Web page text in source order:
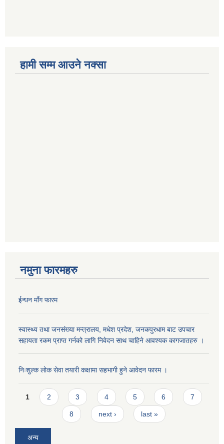
हामी सम्म आउने नक्सा
नमुना फारमहरु
ईन्धन माँग फारम
स्वास्थ्य तथा जनसंख्या मन्त्रालय, मधेश प्रदेश, जनकपुरधाम बाट उपचार
सहायता रकम प्राप्त गर्नको लागि निवेदन साथ चाहिने आवश्यक कागजातहरु ।
निःशुल्क लोक सेवा तयारी कक्षामा सहभागी हुने आवेदन फारम ।
Pages
1 2 3 4 5 6 7
8 next › last »
अन्य